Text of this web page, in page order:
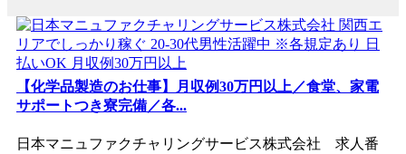
【化学品製造のお仕事】月収例30万円以上／食堂、家電
サポートつき寮完備／各...
日本マニュファクチャリングサービス株式会社 求人番